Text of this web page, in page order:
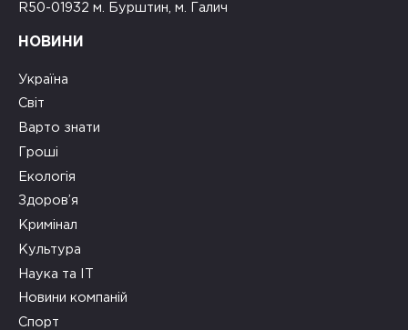
R50-01932 м. Бурштин, м. Галич
НОВИНИ
Україна
Світ
Варто знати
Гроші
Екологія
Здоров’я
Кримінал
Культура
Наука та ІТ
Новини компаній
Спорт